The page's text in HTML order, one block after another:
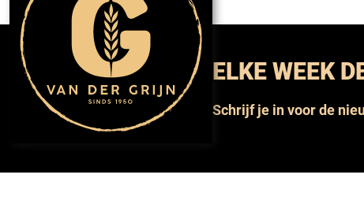
ELKE WEEK
Schrijf je in voor de